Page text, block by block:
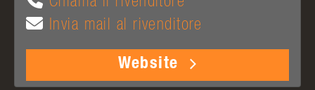
Invia mail al rivenditore
Website